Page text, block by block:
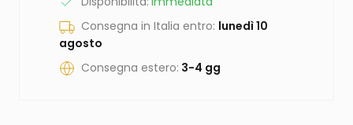
Consegna in Italia entro: lunedì 10
agosto
Consegna estero: 3-4 gg